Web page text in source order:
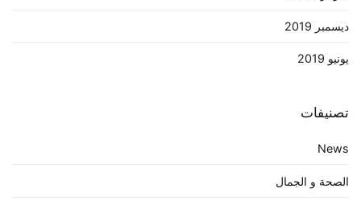
ديسمبر 2019
يونيو 2019
تصنيفات
News
الصحة و الجمال